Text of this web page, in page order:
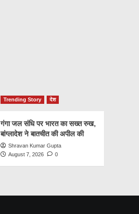
Trending Story देश
गंगा जल संधि पर भारत का सख्त रुख,
बांग्लादेश ने बातचीत की अपील की
Shravan Kumar Gupta
August 7, 2026
0